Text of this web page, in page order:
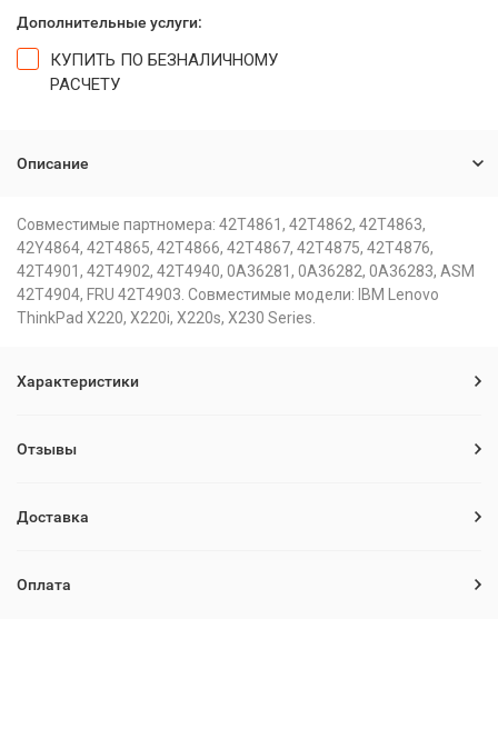
Дополнительные услуги:
КУПИТЬ ПО БЕЗНАЛИЧНОМУ
РАСЧЕТУ
Описание
Совместимые партномера: 42T4861, 42T4862, 42T4863,
42Y4864, 42T4865, 42T4866, 42T4867, 42T4875, 42T4876,
42T4901, 42T4902, 42T4940, 0A36281, 0A36282, 0A36283, ASM
42T4904, FRU 42T4903. Совместимые модели: IBM Lenovo
ThinkPad X220, X220i, X220s, X230 Series.
Характеристики
Отзывы
Доставка
Оплата